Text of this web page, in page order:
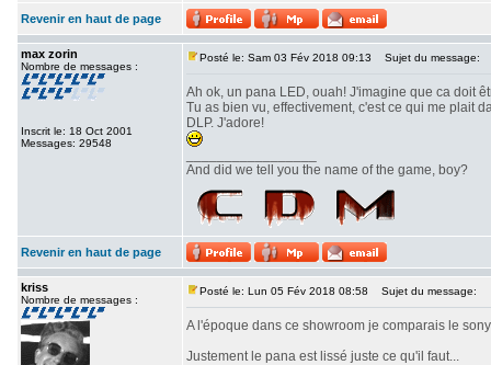
Revenir en haut de page
max zorin
Nombre de messages :
Inscrit le: 18 Oct 2001
Messages: 29548
Posté le: Sam 03 Fév 2018 09:13 Sujet du message:
Ah ok, un pana LED, ouah! J'imagine que ca doit
Tu as bien vu, effectivement, c'est ce qui me plait
DLP. J'adore!
And did we tell you the name of the game, boy?
Revenir en haut de page
kriss
Nombre de messages :
Posté le: Lun 05 Fév 2018 08:58 Sujet du message:
A l'époque dans ce showroom je comparais le
Justement le pana est lissé juste ce qu'il faut...